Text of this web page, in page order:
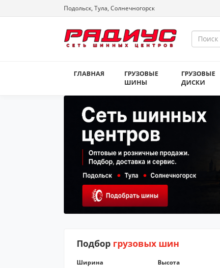
Подольск, Тула, Солнечногорск
ГЛАВНАЯ
ГРУЗОВЫЕ
ШИНЫ
ГРУЗОВЫЕ
ДИСКИ
Подбор грузовых шин
Ширина Высота